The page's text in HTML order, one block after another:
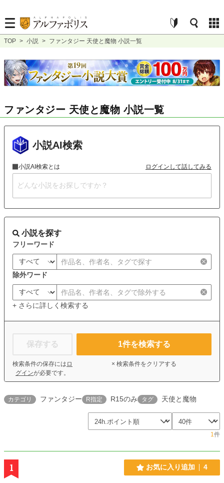
TOP > 小説 > ファンタジー 天使と魔物 小説一覧
ファンタジー 天使と魔物 小説一覧
小説AI検索
小説AI検索とは ログインして話してみる
小説を探す
フリーワード
除外ワード
+ さらに詳しく検索する
保存する
検索条件の保存には ロ
グインが必要です。
1件を検索する
× 検索条件をクリアする
カテゴリ ファンタジー R指定 R15のみ タグ 天使と魔物
1件
1 お気に入り追加 4